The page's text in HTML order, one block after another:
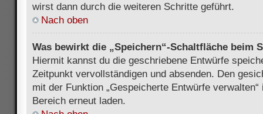
wirst dann durch die weiteren Schritte geführt.
Nach oben
Was bewirkt die „Speichern“-Schaltfläche beim
Hiermit kannst du die geschriebene Entwürfe
Zeitpunkt vervollständigen und absenden. Den
mit der Funktion „Gespeicherte Entwürfe
Bereich erneut laden.